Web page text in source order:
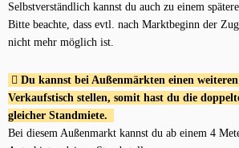
Selbstverständlich kannst du auch zu einem
Bitte beachte, dass evtl. nach Marktbeginn der
nicht mehr möglich ist.
Du kannst bei Außenmärkten einen
Verkaufstisch stellen, somit hast du die
gleicher Standmiete.
Bei diesem Außenmarkt kannst du ab einem 4